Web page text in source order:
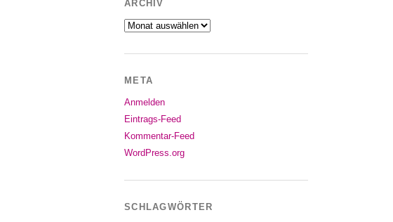
ARCHIV
Archiv
META
Anmelden
Eintrags-Feed
Kommentar-Feed
WordPress.org
SCHLAGWÖRTER